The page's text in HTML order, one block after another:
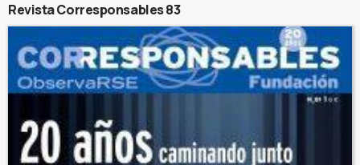
Revista Corresponsables 83